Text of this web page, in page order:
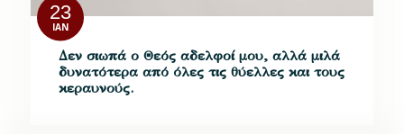
23
ΙΑΝ
Δεν σιωπά ο Θεός αδελφοί μου, αλλά μιλά
δυνατότερα από όλες τις θύελλες και τους
κεραυνούς.